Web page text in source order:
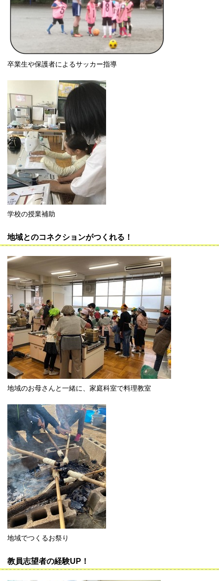
卒業生や保護者によるサッカー指導
学校の授業補助
地域とのコネクションがつくれる！
地域のお母さんと一緒に、家庭科室で料理教室
地域でつくるお祭り
教員志望者の経験UP！